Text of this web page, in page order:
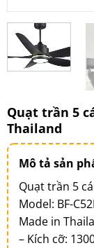
Quạt trần 5
Thailand
Mô tả sản
Quạt trần 5
Model: BF-
Made in
– Kích cỡ: